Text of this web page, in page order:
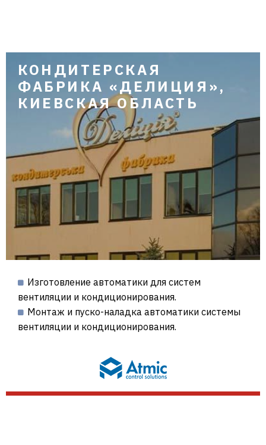
КОНДИТЕРСКАЯ
ФАБРИКА «ДЕЛИЦИЯ»,
КИЕВСКАЯ ОБЛАСТЬ
Изготовление автоматики для систем
вентиляции и кондиционирования.
Монтаж и пуско-наладка автоматики системы
вентиляции и кондиционирования.